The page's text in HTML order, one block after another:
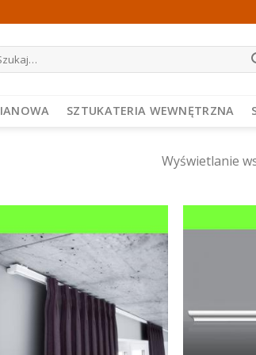
SZTUKATERIA WEWNĘTRZNA
Wyświetlanie